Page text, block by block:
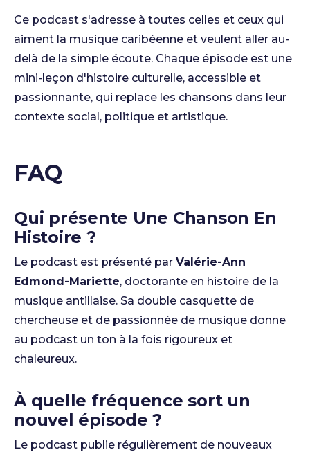
Ce podcast s'adresse à toutes celles et ceux qui
aiment la musique caribéenne et veulent aller au-
delà de la simple écoute. Chaque épisode est une
mini-leçon d'histoire culturelle, accessible et
passionnante, qui replace les chansons dans leur
contexte social, politique et artistique.
FAQ
Qui présente Une Chanson En
Histoire ?
Le podcast est présenté par Valérie-Ann
Edmond-Mariette, doctorante en histoire de la
musique antillaise. Sa double casquette de
chercheuse et de passionnée de musique donne
au podcast un ton à la fois rigoureux et
chaleureux.
À quelle fréquence sort un
nouvel épisode ?
Le podcast publie régulièrement de nouveaux